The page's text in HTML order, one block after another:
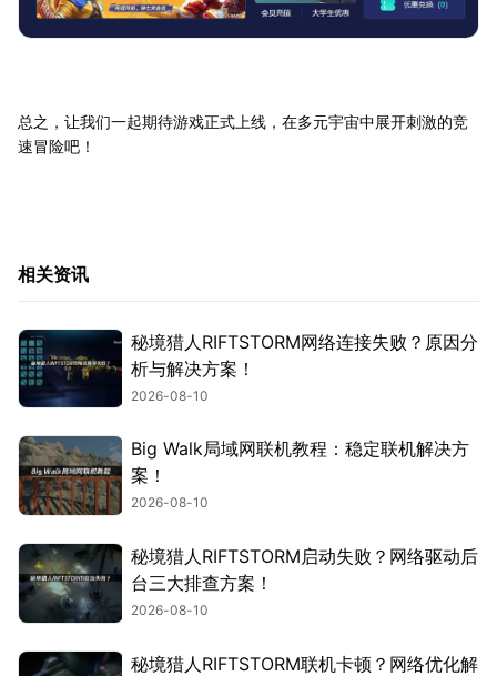
总之，让我们一起期待游戏正式上线，在多元宇宙中展开刺激的竞
速冒险吧！
相关资讯
秘境猎人RIFTSTORM网络连接失败？原因分
析与解决方案！
2026-08-10
Big Walk局域网联机教程：稳定联机解决方
案！
2026-08-10
秘境猎人RIFTSTORM启动失败？网络驱动后
台三大排查方案！
2026-08-10
秘境猎人RIFTSTORM联机卡顿？网络优化解